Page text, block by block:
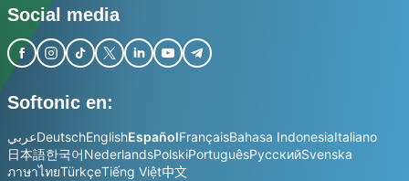
Social media
Softonic en:
عربيDeutschEnglishEspañolFrançaisBahasa IndonesiaItaliano
日本語한국어NederlandsPolskiPortuguêsРусскийSvenska
ภาษาไทยTürkçeTiếng Việt中文